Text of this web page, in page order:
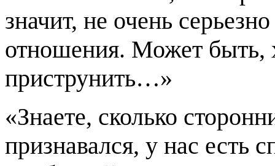
значит, не очень
отношения. Может быть,
приструнить…»
«Знаете, сколько
признавался, у нас есть